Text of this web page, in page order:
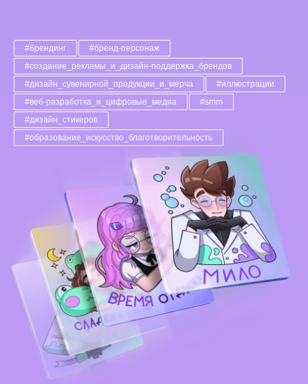
#брендинг
#бренд-персонаж
#создание_рекламы_и_дизайн-поддержка_брендов
#дизайн_сувенирной_продукции_и_мерча
#иллюстрации
#веб-разработка_и_цифровые_медиа
#smm
#дизайн_стикеров
#образование_искусство_благотворительность